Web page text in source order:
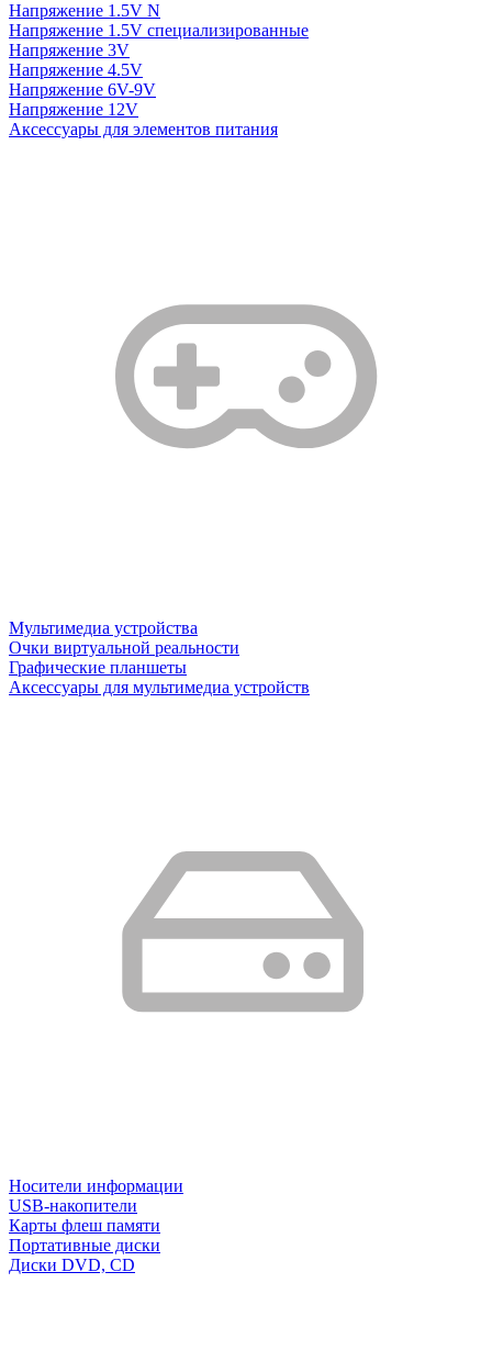
Напряжение 1.5V N
Напряжение 1.5V специализированные
Напряжение 3V
Напряжение 4.5V
Напряжение 6V-9V
Напряжение 12V
Аксессуары для элементов питания
Мультимедиа устройства
Очки виртуальной реальности
Графические планшеты
Аксессуары для мультимедиа устройств
Носители информации
USB-накопители
Карты флеш памяти
Портативные диски
Диски DVD, CD